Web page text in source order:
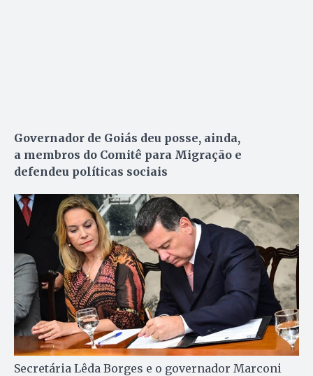
Governador de Goiás deu posse, ainda,
a membros do Comitê para Migração e
defendeu políticas sociais
Secretária Lêda Borges e o governador Marconi